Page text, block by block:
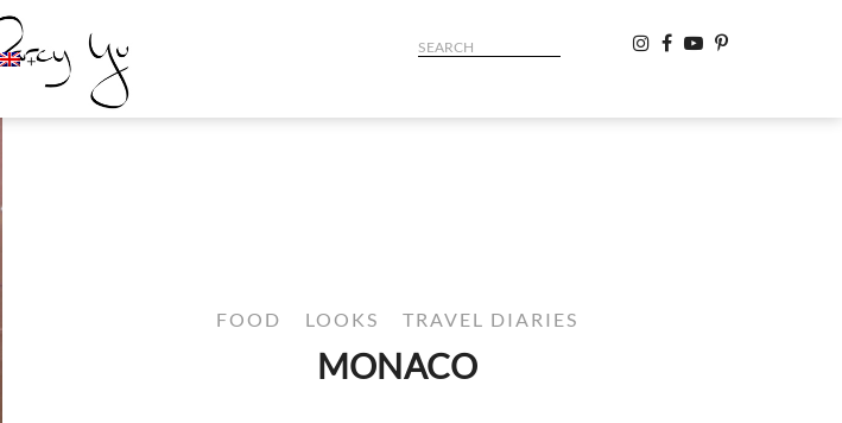
FOOD LOOKS TRAVEL DIARIES
MONACO